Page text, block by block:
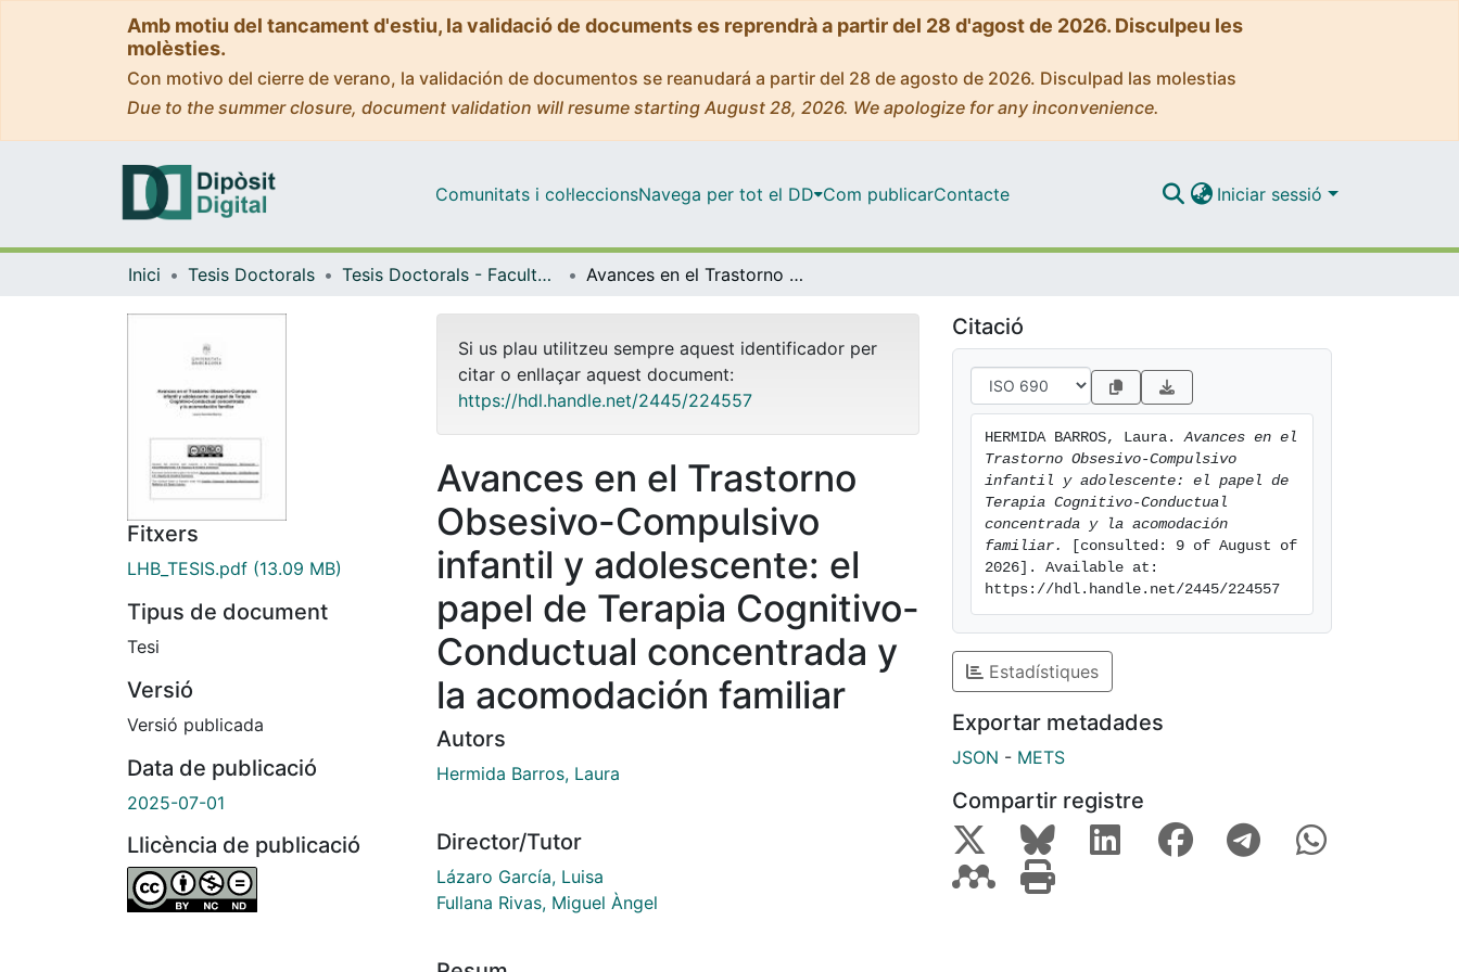
Amb motiu del tancament d'estiu, la validació de documents es reprendrà a partir del 28 d'agost de 2026. Disculpeu les
molèsties.
Con motivo del cierre de verano, la validación de documentos se reanudará a partir del 28 de agosto de 2026. Disculpad las molestias
Due to the summer closure, document validation will resume starting August 28, 2026. We apologize for any inconvenience.
Comunitats i col·leccionsNavega per tot el DD Com publicarContacte Iniciar sessió
Inici Tesis Doctorals Tesis Doctorals - Facultat - Medicina i Ciències de la Salut Avances en el Trastorno Obsesivo-Compulsivo infantil y adolescente: el papel de Terapia Cognitivo-Conductual concentrada y la acomodación familiar
Fitxers
LHB_TESIS.pdf (13.09 MB)
Tipus de document
Tesi
Versió
Versió publicada
Data de publicació
2025-07-01
Llicència de publicació
Si us plau utilitzeu sempre aquest identificador per
citar o enllaçar aquest document:
https://hdl.handle.net/2445/224557
Avances en el Trastorno
Obsesivo-Compulsivo
infantil y adolescente: el
papel de Terapia Cognitivo-
Conductual concentrada y
la acomodación familiar
Autors
Hermida Barros, Laura
Director/Tutor
Lázaro García, Luisa
Fullana Rivas, Miguel Àngel
Citació
HERMIDA BARROS, Laura. Avances en el
Trastorno Obsesivo-Compulsivo
infantil y adolescente: el papel de
Terapia Cognitivo-Conductual
concentrada y la acomodación
familiar.
[consulted: 9 of August of
2026]. Available at:
https://hdl.handle.net/2445/224557
Estadístiques
Exportar metadades
JSON - METS
Compartir registre